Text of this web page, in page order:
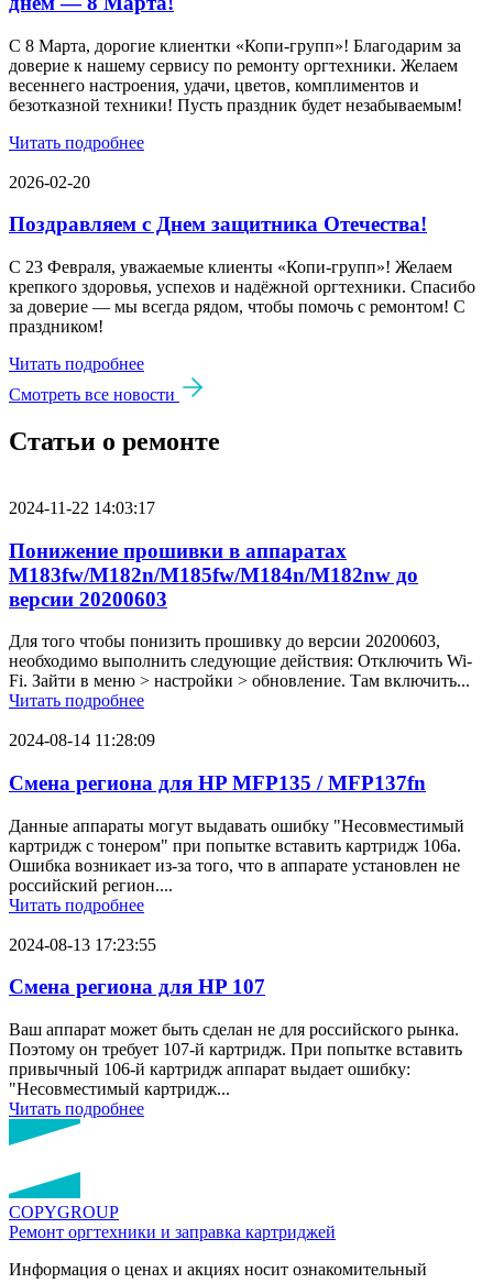
С 8 Марта, дорогие клиентки «Копи‑групп»! Благодарим за
доверие к нашему сервису по ремонту оргтехники. Желаем
весеннего настроения, удачи, цветов, комплиментов и
безотказной техники! Пусть праздник будет незабываемым!
Читать подробнее
2026-02-20
Поздравляем с Днем защитника Отечества!
С 23 Февраля, уважаемые клиенты «Копи‑групп»! Желаем
крепкого здоровья, успехов и надёжной оргтехники. Спасибо
за доверие — мы всегда рядом, чтобы помочь с ремонтом! С
праздником!
Читать подробнее
Смотреть все новости
Статьи о ремонте
2024-11-22 14:03:17
Понижение прошивки в аппаратах
M183fw/M182n/M185fw/M184n/M182nw до
версии 20200603
Для того чтобы понизить прошивку до версии 20200603,
необходимо выполнить следующие действия: Отключить Wi-
Fi. Зайти в меню > настройки > обновление. Там включить...
Читать подробнее
2024-08-14 11:28:09
Смена региона для HP MFP135 / MFP137fn
Данные аппараты могут выдавать ошибку "Несовместимый
картридж с тонером" при попытке вставить картридж 106a.
Ошибка возникает из-за того, что в аппарате установлен не
российский регион....
Читать подробнее
2024-08-13 17:23:55
Смена региона для HP 107
Ваш аппарат может быть сделан не для российского рынка.
Поэтому он требует 107-й картридж. При попытке вставить
привычный 106-й картридж аппарат выдает ошибку:
"Несовместимый картридж...
Читать подробнее
COPYGROUP
Ремонт оргтехники и заправка картриджей
Информация о ценах и акциях носит ознакомительный